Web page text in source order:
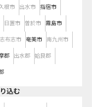
根市 出水市 指宿市
日置市 曽於市 霧島市
志布志市 奄美市 南九州市
郡 出水郡 姶良郡
込む